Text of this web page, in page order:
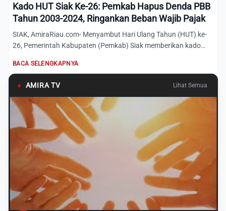
Kado HUT Siak Ke-26: Pemkab Hapus Denda PBB
Tahun 2003-2024, Ringankan Beban Wajib Pajak
SIAK, AmiraRiau.com- Menyambut Hari Ulang Tahun (HUT) ke-
26, Pemerintah Kabupaten (Pemkab) Siak memberikan kado
BACA SELENGKAPNYA
● AMIRA TV Lihat Semua